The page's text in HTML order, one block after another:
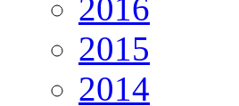
2016
2015
2014